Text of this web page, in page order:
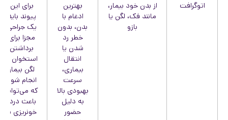
اتوگرافت
از بدن خود بیمار،
مانند فک، لگن یا
بازو
بهترین
ادغام با
بدن، بدون
خطر رد
شدن یا
انتقال
بیماری،
سرعت
بهبودی بالا
به دلیل
حضور
برای این
پیوند باید
یک جراحی
مجزا برای
برداشتن
استخوان از
لگن بیمار
انجام شود
که می‌تواند
باعث درد،
خونریزی یا